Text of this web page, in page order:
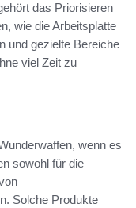
das Priorisieren
wie die Arbeitsplatte
und gezielte Bereiche
viel Zeit zu
wenn es
sowohl für die
Solche Produkte